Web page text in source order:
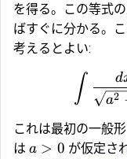
を得る。この等式
ばすぐに分かる。
考えるとよい:
∫ a2
d
これは最初の一般
は a > 0 が仮定さ